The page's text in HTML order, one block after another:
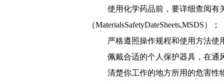
使用化学药品前，要详细查阅有
（MaterialsSafetyDateSheets,MSDS）；
严格遵照操作规程和使用方法使
佩戴合适的个人保护器具，在通
清楚你工作的地方所用的危害性